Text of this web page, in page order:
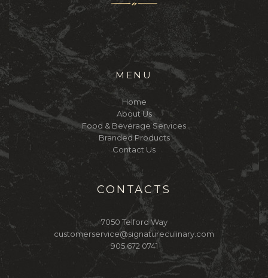
MENU
Home
About Us
Food & Beverage Services
Branded Products
Contact Us
CONTACTS
7050 Telford Way
customerservice@signatureculinary.com
905 672 0741